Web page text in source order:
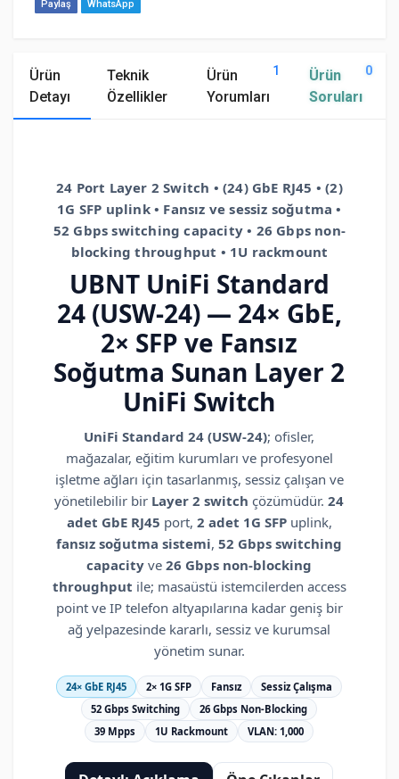
Paylaş WhatsApp
Ürün
Detayı
Teknik
Özellikler
Ürün
Yorumları
1
Ürün
Soruları
0
24 Port Layer 2 Switch • (24) GbE RJ45 • (2)
1G SFP uplink • Fansız ve sessiz soğutma •
52 Gbps switching capacity • 26 Gbps non-
blocking throughput • 1U rackmount
UBNT UniFi Standard
24 (USW-24) — 24× GbE,
2× SFP ve Fansız
Soğutma Sunan Layer 2
UniFi Switch
UniFi Standard 24 (USW-24); ofisler,
mağazalar, eğitim kurumları ve profesyonel
işletme ağları için tasarlanmış, sessiz çalışan ve
yönetilebilir bir Layer 2 switch çözümüdür.24
adet GbE RJ45 port, 2 adet 1G SFPuplink,
fansız soğutma sistemi,52 Gbps switching
capacity ve26 Gbps non-blocking
throughput ile; masaüstü istemcilerden access
point ve IP telefon altyapılarına kadar geniş bir
ağ yelpazesinde kararlı, sessiz ve kurumsal
yönetim sunar.
24× GbE RJ45 2× 1G SFP Fansız
Sessiz Çalışma
52 Gbps Switching
26 Gbps Non-Blocking
39 Mpps
1U Rackmount VLAN: 1,000